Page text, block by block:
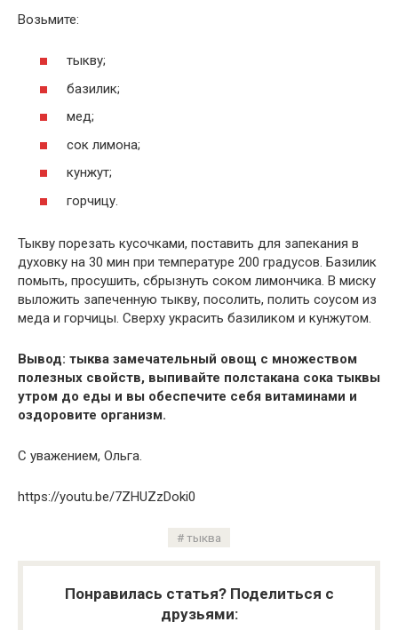
Возьмите:
тыкву;
базилик;
мед;
сок лимона;
кунжут;
горчицу.
Тыкву порезать кусочками, поставить для запекания в
духовку на 30 мин при температуре 200 градусов. Базилик
помыть, просушить, сбрызнуть соком лимончика. В миску
выложить запеченную тыкву, посолить, полить соусом из
меда и горчицы. Сверху украсить базиликом и кунжутом.
Вывод: тыква замечательный овощ с множеством
полезных свойств, выпивайте полстакана сока тыквы
утром до еды и вы обеспечите себя витаминами и
оздоровите организм.
С уважением, Ольга.
https://youtu.be/7ZHUZzDoki0
тыква
Понравилась статья? Поделиться с
друзьями: